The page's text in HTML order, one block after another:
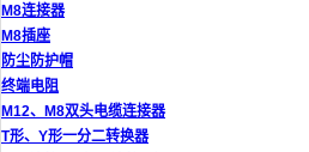
M8连接器
M8插座
防尘防护帽
终端电阻
M12、M8双头电缆连接器
T形、Y形一分二转换器